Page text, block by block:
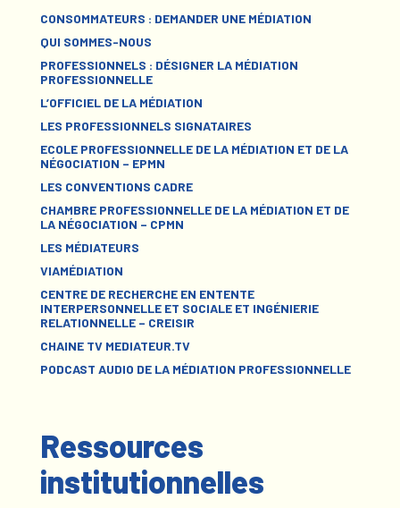
CONSOMMATEURS : DEMANDER UNE MÉDIATION
QUI SOMMES-NOUS
PROFESSIONNELS : DÉSIGNER LA MÉDIATION
PROFESSIONNELLE
L’OFFICIEL DE LA MÉDIATION
LES PROFESSIONNELS SIGNATAIRES
ECOLE PROFESSIONNELLE DE LA MÉDIATION ET DE LA
NÉGOCIATION – EPMN
LES CONVENTIONS CADRE
CHAMBRE PROFESSIONNELLE DE LA MÉDIATION ET DE
LA NÉGOCIATION – CPMN
LES MÉDIATEURS
VIAMÉDIATION
CENTRE DE RECHERCHE EN ENTENTE
INTERPERSONNELLE ET SOCIALE ET INGÉNIERIE
RELATIONNELLE – CREISIR
CHAINE TV MEDIATEUR.TV
PODCAST AUDIO DE LA MÉDIATION PROFESSIONNELLE
Ressources
institutionnelles